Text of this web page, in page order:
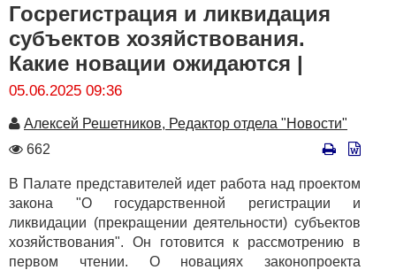
Госрегистрация и ликвидация
субъектов хозяйствования.
Какие новации ожидаются |
05.06.2025 09:36
Автор
Алексей Решетников, Редактор отдела "Новости"
Количество
662
В Палате представителей идет работа над проектом
закона "О государственной регистрации и
ликвидации (прекращении деятельности) субъектов
хозяйствования". Он готовится к рассмотрению в
первом чтении. О новациях законопроекта